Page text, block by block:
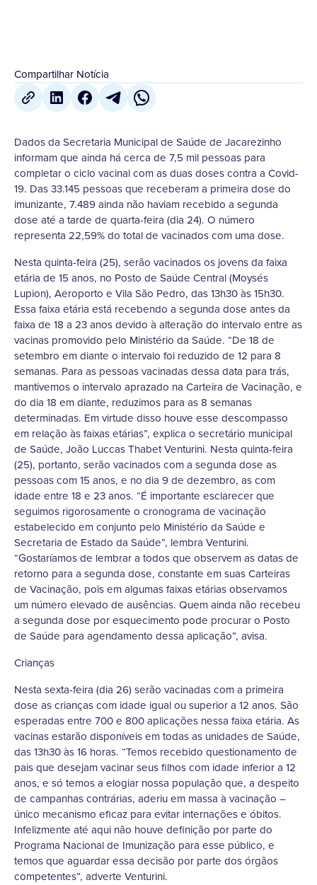
Compartilhar Notícia
Dados da Secretaria Municipal de Saúde de Jacarezinho
informam que ainda há cerca de 7,5 mil pessoas para
completar o ciclo vacinal com as duas doses contra a Covid-
19. Das 33.145 pessoas que receberam a primeira dose do
imunizante, 7.489 ainda não haviam recebido a segunda
dose até a tarde de quarta-feira (dia 24). O número
representa 22,59% do total de vacinados com uma dose.
Nesta quinta-feira (25), serão vacinados os jovens da faixa
etária de 15 anos, no Posto de Saúde Central (Moysés
Lupion), Aeroporto e Vila São Pedro, das 13h30 às 15h30.
Essa faixa etária está recebendo a segunda dose antes da
faixa de 18 a 23 anos devido à alteração do intervalo entre as
vacinas promovido pelo Ministério da Saúde. “De 18 de
setembro em diante o intervalo foi reduzido de 12 para 8
semanas. Para as pessoas vacinadas dessa data para trás,
mantivemos o intervalo aprazado na Carteira de Vacinação, e
do dia 18 em diante, reduzimos para as 8 semanas
determinadas. Em virtude disso houve esse descompasso
em relação às faixas etárias”, explica o secretário municipal
de Saúde, João Luccas Thabet Venturini. Nesta quinta-feira
(25), portanto, serão vacinados com a segunda dose as
pessoas com 15 anos, e no dia 9 de dezembro, as com
idade entre 18 e 23 anos. “É importante esclarecer que
seguimos rigorosamente o cronograma de vacinação
estabelecido em conjunto pelo Ministério da Saúde e
Secretaria de Estado da Saúde”, lembra Venturini.
“Gostaríamos de lembrar a todos que observem as datas de
retorno para a segunda dose, constante em suas Carteiras
de Vacinação, pois em algumas faixas etárias observamos
um número elevado de ausências. Quem ainda não recebeu
a segunda dose por esquecimento pode procurar o Posto
de Saúde para agendamento dessa aplicação”, avisa.
Crianças
Nesta sexta-feira (dia 26) serão vacinadas com a primeira
dose as crianças com idade igual ou superior a 12 anos. São
esperadas entre 700 e 800 aplicações nessa faixa etária. As
vacinas estarão disponíveis em todas as unidades de Saúde,
das 13h30 às 16 horas. “Temos recebido questionamento de
pais que desejam vacinar seus filhos com idade inferior a 12
anos, e só temos a elogiar nossa população que, a despeito
de campanhas contrárias, aderiu em massa à vacinação –
único mecanismo eficaz para evitar internações e óbitos.
Infelizmente até aqui não houve definição por parte do
Programa Nacional de Imunização para esse público, e
temos que aguardar essa decisão por parte dos órgãos
competentes”, adverte Venturini.